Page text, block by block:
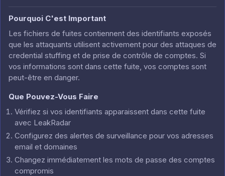
Pourquoi C'est Important
Les fichiers de fuites contiennent des identifiants exposés
que les attaquants utilisent activement pour des attaques de
credential stuffing et de prise de contrôle de comptes. Si
vos informations sont dans cette fuite, vos comptes sont
peut-être en danger.
Que Pouvez-Vous Faire
Vérifiez si vos identifiants apparaissent dans cette fuite
avec LeakRadar
Configurez des alertes de surveillance pour vos adresses
email et domaines
Changez immédiatement les mots de passe des comptes
compromis